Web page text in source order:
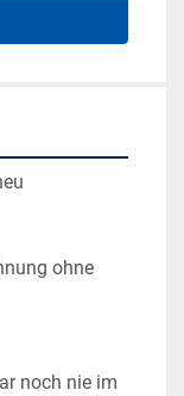
ohne
noch nie im